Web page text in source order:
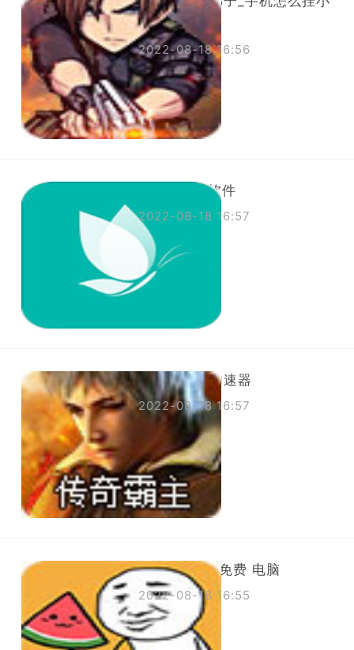
黄车教程
2022-08-18 16:56
代理海外ip软件
2022-08-18 16:57
怎么下老王加速器
2022-08-18 16:57
国外网 加速 免费 电脑
2022-08-18 16:55